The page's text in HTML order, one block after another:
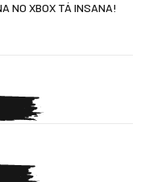
NO XBOX TÁ INSANA!